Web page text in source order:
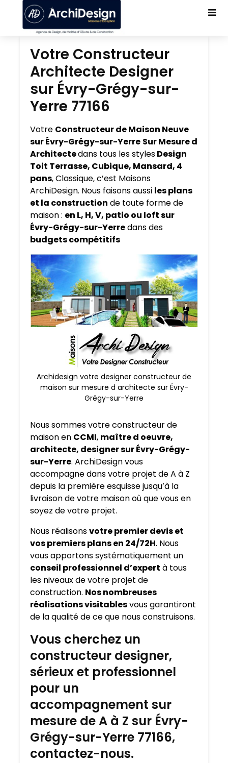
Votre Constructeur
Architecte Designer
sur Évry-Grégy-sur-
Yerre 77166
Votre Constructeur de Maison Neuve
sur Évry-Grégy-sur-Yerre Sur Mesure d
Architectedans tous les stylesDesign
Toit Terrasse, Cubique, Mansard, 4
pans, Classique, c’est Maisons
ArchiDesign. Nous faisons aussi les plans
et la construction de toute forme de
maison : en L, H, V, patio ou loft sur
Évry-Grégy-sur-Yerredans des
budgets compétitifs
Archidesign votre designer constructeur de
maison sur mesure d architecte sur Évry-
Grégy-sur-Yerre
Nous sommes votre constructeur de
maison en CCMI, maître d oeuvre,
architecte, designer sur Évry-Grégy-
sur-Yerre. ArchiDesign vous
accompagne dans votre projet de A à Z
depuis la première esquisse jusqu’à la
livraison de votre maison où que vous en
soyez de votre projet.
Nous réalisonsvotre premier devis et
vos premiers plans en 24/72H. Nous
vous apportons systématiquement un
conseil professionnel d’expert à tous
les niveaux de votre projet de
construction. Nos nombreuses
réalisations visitablesvous garantiront
de la qualité de ce que nous construisons.
Vous cherchez un
constructeur designer,
sérieux et professionnel
pour un
accompagnement sur
mesure de A à Z sur Évry-
Grégy-sur-Yerre 77166,
contactez-nous.